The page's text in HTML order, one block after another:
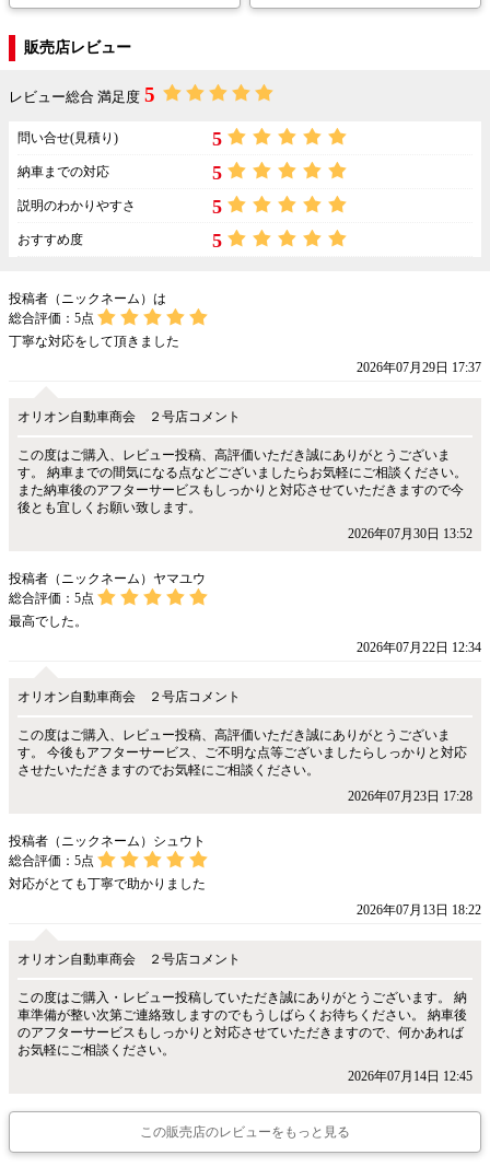
販売店レビュー
レビュー総合 満足度 5
問い合せ(見積り) 5
納車までの対応 5
説明のわかりやすさ 5
おすすめ度 5
投稿者（ニックネーム）は
総合評価： 5点
丁寧な対応をして頂きました
2026年07月29日 17:37
オリオン自動車商会 ２号店コメント
この度はご購入、レビュー投稿、高評価いただき誠にありがとうございま
す。 納車までの間気になる点などございましたらお気軽にご相談ください。
また納車後のアフターサービスもしっかりと対応させていただきますので今
後とも宜しくお願い致します。
2026年07月30日 13:52
投稿者（ニックネーム）ヤマユウ
総合評価： 5点
最高でした。
2026年07月22日 12:34
オリオン自動車商会 ２号店コメント
この度はご購入、レビュー投稿、高評価いただき誠にありがとうございま
す。 今後もアフターサービス、ご不明な点等ございましたらしっかりと対応
させたいただきますのでお気軽にご相談ください。
2026年07月23日 17:28
投稿者（ニックネーム）シュウト
総合評価： 5点
対応がとても丁寧で助かりました
2026年07月13日 18:22
オリオン自動車商会 ２号店コメント
この度はご購入・レビュー投稿していただき誠にありがとうございます。 納
車準備が整い次第ご連絡致しますのでもうしばらくお待ちください。 納車後
のアフターサービスもしっかりと対応させていただきますので、何かあれば
お気軽にご相談ください。
2026年07月14日 12:45
この販売店のレビューをもっと見る